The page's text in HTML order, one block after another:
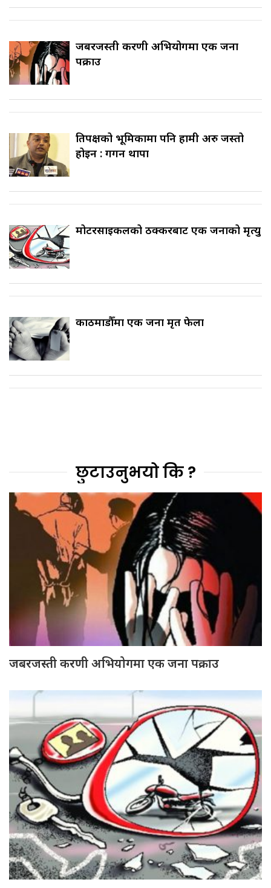
जबरजस्ती करणी अभियोगमा एक जना
पक्राउ
प्रतिपक्षको भूमिकामा पनि हामी अरु जस्तो
होइन : गगन थापा
मोटरसाइकलको ठक्करबाट एक जनाको मृत्यु
काठमाडौँमा एक जना मृत फेला
छुटाउनुभयो कि ?
जबरजस्ती करणी अभियोगमा एक जना पक्राउ